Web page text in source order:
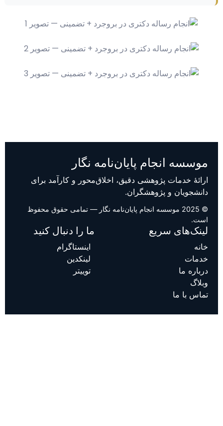
موسسه انجام پایان‌نامه نگار
ارائهٔ خدمات پژوهشی دقیق، اخلاق‌محور و کارآمد برای
دانشجویان و پژوهشگران.
© 2025 موسسه انجام پایان‌نامه نگار — تمامی حقوق محفوظ
است.
لینک‌های سریع
خانه
خدمات
درباره ما
وبلاگ
تماس با ما
ما را دنبال کنید
اینستاگرام
لینکدین
توییتر